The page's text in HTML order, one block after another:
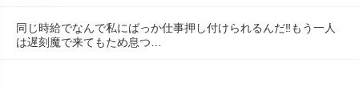
同じ時給でなんで私にばっか仕事押し付けられるんだ‼️もう一人
は遅刻魔で来てもため息つ…